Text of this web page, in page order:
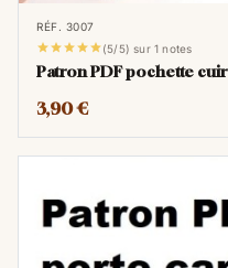
RÉF. 3007
(5/5) sur 1 notes
Patron PDF pochette cuir
3,90 €